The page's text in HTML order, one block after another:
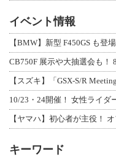
イベント情報
【BMW】新型 F450GS も登
CB750F 展示や大抽選会も！
【スズキ】「GSX-S/R
10/23・24開催！ 女性ライダ
【ヤマハ】初心者が主役！
キーワード